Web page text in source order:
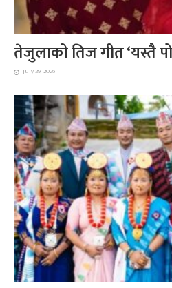
तेजुलाको तिज गीत ‘यस्तै
July 29, 2026